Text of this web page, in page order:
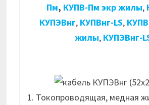
Пм, КУПВ-Пм экр жилы,
КУПЭВнг, КУПВнг-LS,
жилы, КУПЭВнг-
1. Токопроводящая, медная